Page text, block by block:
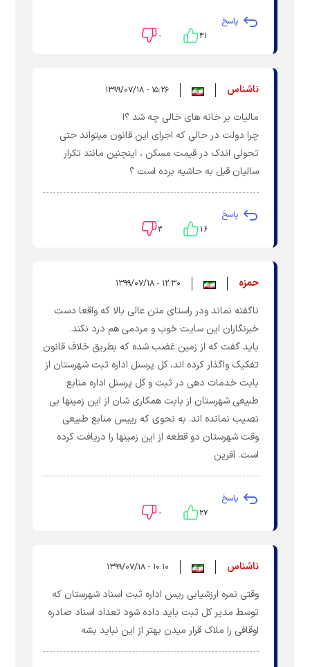
پاسخ
۳۱ ۰
ناشناس ۱۵:۲۶ - ۱۳۹۹/۰۷/۱۸
مالیات بر خانه های خالی چه شد ؟ا
چرا دولت در حالی که اجرای این قانون میتواند حتی
تحولی اندک در قیمت مسکن ، اینچنین مانند تکرار
سالیان قبل به حاشیه برده است ؟
پاسخ
۱۶ ۳
حمزه ۱۲:۳۰ - ۱۳۹۹/۰۷/۱۸
ناگفته نماند و‌در راستای متن عالی بالا که واقعا دست
خبرنگاران این سایت خوب و مردمی هم درد نکند.
باید گفت که از زمین غضب شده که بطریق خلاف قانون
تفکیک واگذار کرده اند، کل پرسنل اداره ثبت شهرستان از
بابت خدمات دهی در ثبت و کل پرسنل اداره منابع
طبیعی شهرستان از بابت همکاری شان از این زمینها بی
نصیب نمانده اند. به نحوی که رییس منابع طبیعی
وقت شهرستان دو قطعه از این زمینها را دریافت کرده
است. آفرین
پاسخ
۲۷ ۰
ناشناس ۱۰:۱۰ - ۱۳۹۹/۰۷/۱۸
وقتی نمره ارزشیابی ریس اداره ثبت اسناد شهرستان که
توسط مدیر کل ثبت باید داده شود تعداد اسناد صادره
اوقافی را ملاک قرار میدن بهتر از این نباید بشه